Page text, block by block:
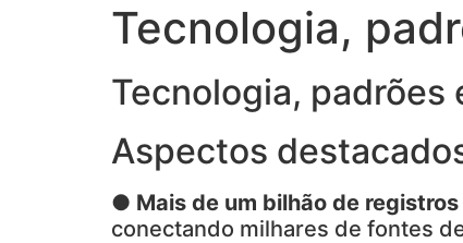
Tecnologia,
Tecnologia, padrões
Aspectos
● Mais de um bilhão de
conectando milhares de fontes